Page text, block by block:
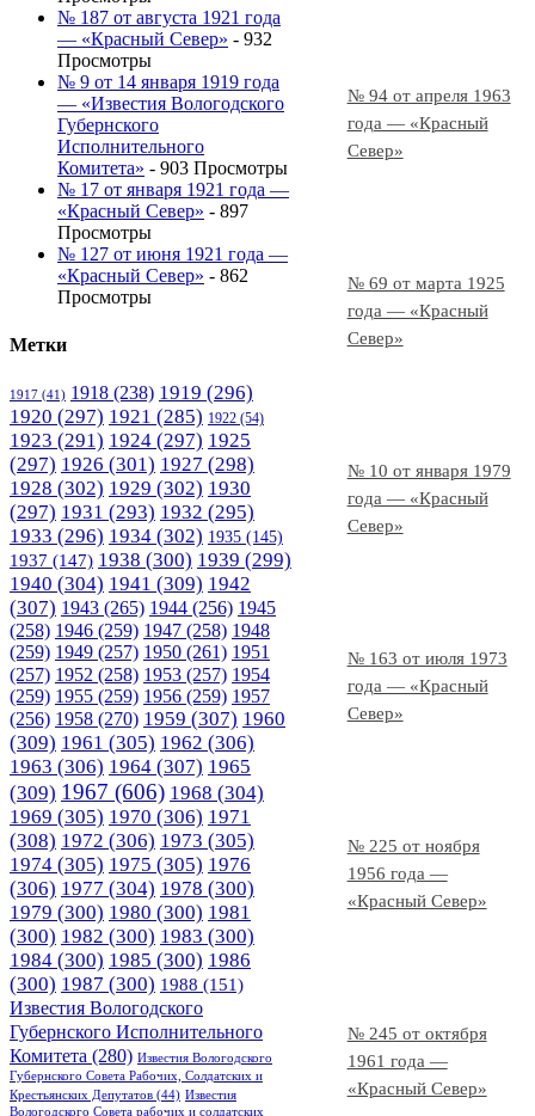
№ 94 от апреля 1963
года — «Красный
Север»
№ 69 от марта 1925
года — «Красный
Север»
№ 10 от января 1979
года — «Красный
Север»
№ 163 от июля 1973
года — «Красный
Север»
№ 225 от ноября
1956 года —
«Красный Север»
№ 245 от октября
1961 года —
«Красный Север»
№ 187 от августа 1921 года
— «Красный Север» - 932
Просмотры
№ 9 от 14 января 1919 года
— «Известия Вологодского
Губернского
Исполнительного
Комитета» - 903 Просмотры
№ 17 от января 1921 года —
«Красный Север» - 897
Просмотры
№ 127 от июня 1921 года —
«Красный Север» - 862
Просмотры
Метки
1917 (41) 1918 (238) 1919 (296)
1920 (297) 1921 (285) 1922 (54)
1923 (291) 1924 (297) 1925
(297) 1926 (301) 1927 (298)
1928 (302) 1929 (302) 1930
(297) 1931 (293) 1932 (295)
1933 (296) 1934 (302) 1935 (145)
1937 (147) 1938 (300) 1939 (299)
1940 (304) 1941 (309) 1942
(307) 1943 (265) 1944 (256) 1945
(258) 1946 (259) 1947 (258) 1948
(259) 1949 (257) 1950 (261) 1951
(257) 1952 (258) 1953 (257) 1954
(259) 1955 (259) 1956 (259) 1957
(256) 1958 (270) 1959 (307) 1960
(309) 1961 (305) 1962 (306)
1963 (306) 1964 (307) 1965
(309) 1967 (606) 1968 (304)
1969 (305) 1970 (306) 1971
(308) 1972 (306) 1973 (305)
1974 (305) 1975 (305) 1976
(306) 1977 (304) 1978 (300)
1979 (300) 1980 (300) 1981
(300) 1982 (300) 1983 (300)
1984 (300) 1985 (300) 1986
(300) 1987 (300) 1988 (151)
Известия Вологодского
Губернского Исполнительного
Комитета (280) Известия Вологодского
Губернского Совета Рабочих, Солдатских и
Крестьянских Депутатов (44) Известия
Вологодского Совета рабочих и солдатских